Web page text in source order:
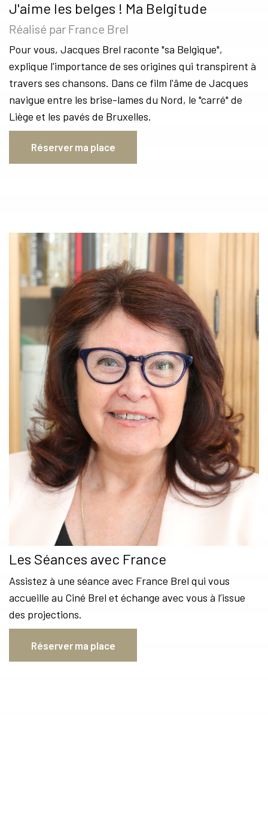
J'aime les belges ! Ma Belgitude
Réalisé par France Brel
Pour vous, Jacques Brel raconte "sa Belgique",
explique l'importance de ses origines qui transpirent à
travers ses chansons. Dans ce film l'âme de Jacques
navigue entre les brise-lames du Nord, le "carré" de
Liège et les pavés de Bruxelles.
Réserver ma place
Les Séances avec France
Assistez à une séance avec France Brel qui vous
accueille au Ciné Brel et échange avec vous à l’issue
des projections.
Réserver ma place